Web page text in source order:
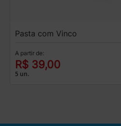
Pasta com Vinco
A partir de:
R$ 39,00
5 un.